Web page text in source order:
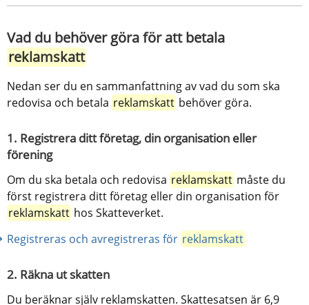
Vad du behöver göra för att betala
reklamskatt
Nedan ser du en sammanfattning av vad du som ska
redovisa och betala reklamskatt behöver göra.
1. Registrera ditt företag, din organisation eller
förening
Om du ska betala och redovisa reklamskatt måste du
först registrera ditt företag eller din organisation för
reklamskatt hos Skatteverket.
Registreras och avregistreras för reklamskatt
2. Räkna ut skatten
Du beräknar själv reklamskatten. Skattesatsen är 6,9